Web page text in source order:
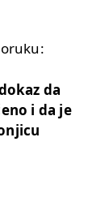
da
i da je